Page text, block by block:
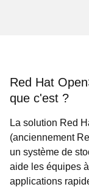
Red Hat
que c'est ?
La solution Red
(anciennement
un système de
aide les équipes
applications